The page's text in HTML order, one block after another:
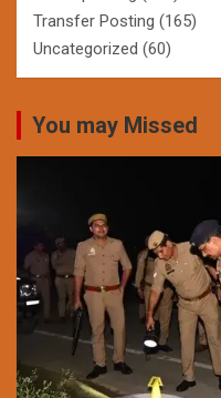
Transfer Posting (165)
Uncategorized (60)
You may Missed